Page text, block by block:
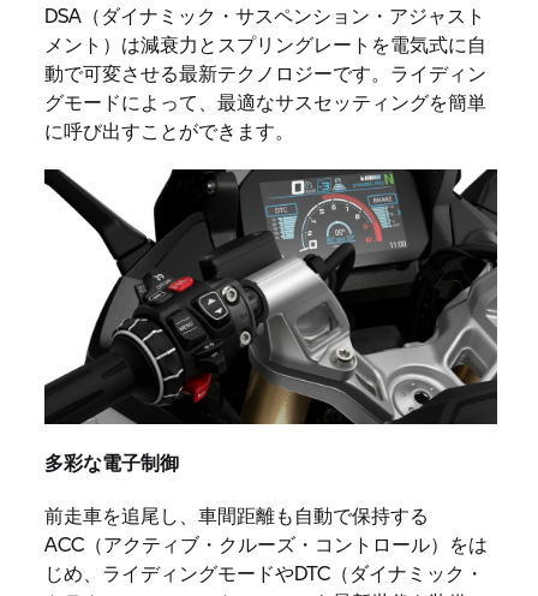
DSA（ダイナミック・サスペンション・アジャスト
メント）は減衰力とスプリングレートを電気式に自
動で可変させる最新テクノロジーです。ライディン
グモードによって、最適なサスセッティングを簡単
に呼び出すことができます。
多彩な電子制御
前走車を追尾し、車間距離も自動で保持する
ACC（アクティブ・クルーズ・コントロール）をは
じめ、ライディングモードやDTC（ダイナミック・